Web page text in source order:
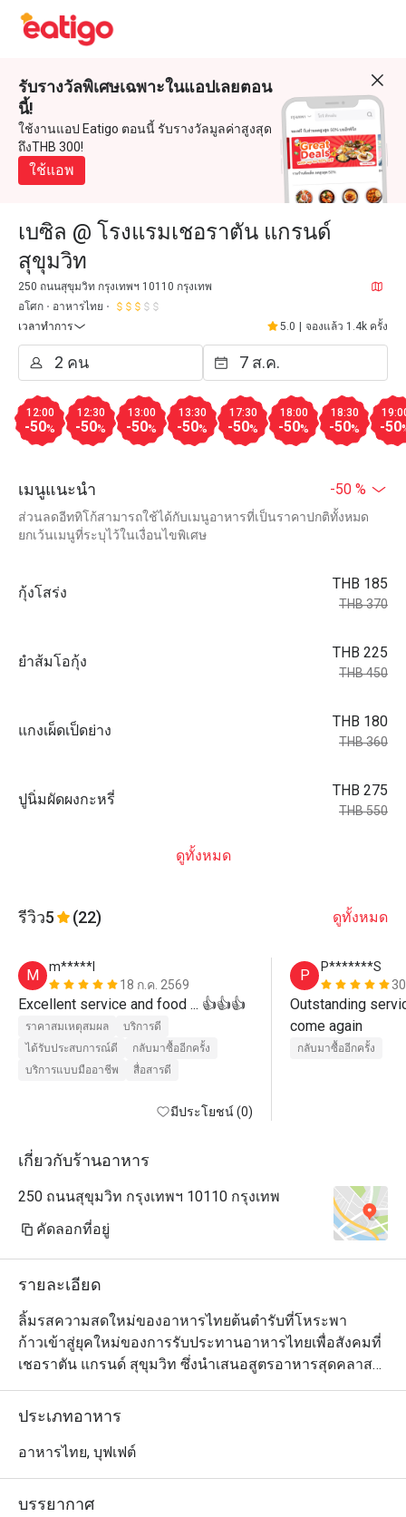
รับรางวัลพิเศษเฉพาะในแอปเลยตอน
นี้!
ใช้งานแอป Eatigo ตอนนี้ รับรางวัลมูลค่าสูงสุด
ถึงTHB 300!
ใช้แอพ
เบซิล @ โรงแรมเชอราตัน แกรนด์
สุขุมวิท
250 ถนนสุขุมวิท กรุงเทพฯ 10110 กรุงเทพ
อโศก
อาหารไทย
เวลาทำการ
5.0 จองแล้ว 1.4k ครั้ง
12:00
-50%
12:30
-50%
13:00
-50%
13:30
-50%
17:30
-50%
18:00
-50%
18:30
-50% -50
เมนูแนะนำ -50 %
ส่วนลดอีททิโก้สามารถใช้ได้กับเมนูอาหารที่เป็นราคาปกติทั้งหมด
ยกเว้นเมนูที่ระบุไว้ในเงื่อนไขพิเศษ
กุ้งโสร่ง
THB 185
THB 370
ยำส้มโอกุ้ง
THB 225
THB 450
แกงเผ็ดเป็ดย่าง
THB 180
THB 360
ปูนิ่มผัดผงกะหรี่
THB 275
THB 550
ดูทั้งหมด
รีวิว5 (22) ดูทั้งหมด
M
m*****l
18 ก.ค. 2569
Excellent service and food ... 👍👍👍
ราคาสมเหตุสมผล
บริการดี
ได้รับประสบการณ์ดี
กลับมาซื้ออีกครั้ง
บริการแบบมืออาชีพ
สื่อสารดี
มีประโยชน์ (0)
P
P*******S
Outstanding
come again
กลับมาซื้ออีกครั้ง
เกี่ยวกับร้านอาหาร
250 ถนนสุขุมวิท กรุงเทพฯ 10110 กรุงเทพ
คัดลอกที่อยู่
รายละเอียด
ลิ้มรสความสดใหม่ของอาหารไทยต้นตำรับที่โหระพา
ก้าวเข้าสู่ยุคใหม่ของการรับประทานอาหารไทยเพื่อสังคมที่
เชอราตัน แกรนด์ สุขุมวิท ซึ่งนำเสนอสูตรอาหารสุดคลาส
สิกใน
มีสไตล์ร่วมสมัยใจกลางกรุงเทพฯ
ในท้องถิ่นและยั่งยืน และนำเสนอใน
ประเภทอาหาร
อาหารไทย, บุฟเฟต์
บรรยากาศ